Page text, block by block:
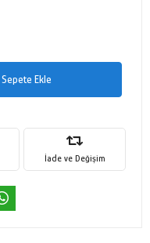
Sepete Ekle
İade ve Değişim